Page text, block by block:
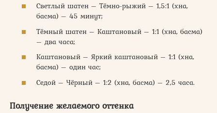
Светлый шатен – Тёмно-рыжий – 1,5:1 (хна,
басма) – 45 минут;
Тёмный шатен – Каштановый – 1:1 (хна, басма)
– два часа;
Каштановый – Яркий каштановый – 1:1 (хна,
басма) – один час;
Седой – Чёрный – 1:2 (хна, басма) – 2,5 часа.
Получение желаемого оттенка